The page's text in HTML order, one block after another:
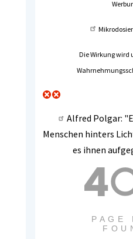
Die Wirkung wird
Alfred Polgar:
Menschen hinters
es ihnen